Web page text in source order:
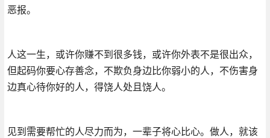
恶报。
人这一生，或许你赚不到很多钱，或许你外表不是很出众，
但起码你要心存善念，不欺负身边比你弱小的人，不伤害身
边真心待你好的人，得饶人处且饶人。
见到需要帮忙的人尽力而为，一辈子将心比心。做人，就该